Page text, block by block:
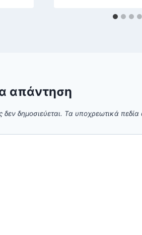
απάντηση
δημοσιεύεται. Τα υποχρεωτικά πεδία